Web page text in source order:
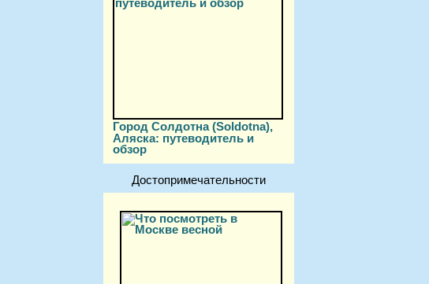
Город Солдотна (Soldotna),
Аляска: путеводитель и
обзор
Достопримечательности